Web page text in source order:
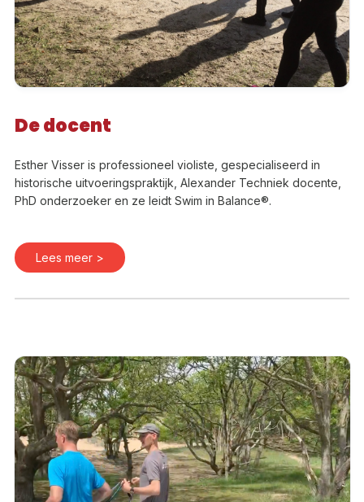
De docent
Esther Visser is professioneel violiste, gespecialiseerd in
historische uitvoeringspraktijk, Alexander Techniek docente,
PhD onderzoeker en ze leidt Swim in Balance®.
Lees meer >